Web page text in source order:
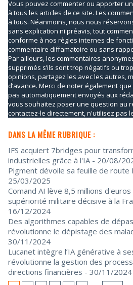
Vous pouvez commenter ou apporter
à tous les articles de ce site. Les
à tous. Néanmoins, nous nous
sans explication ni préavis, tout
conforme à nos règles internes de
commentaire diffamatoire ou sans
Par ailleurs, les commentaires
supprimés s’ils sont trop négatifs ou
opinions, partagez les avec les autres,
d’avance. Merci de noter également
pas automatiquement envoyés aux
vous souhaitez poser une question au
contactez-le directement, n'utilisez pas
DANS LA MÊME RUBRIQUE :
IFS acquiert 7bridges pour
industrielles grâce à l'IA - 20/08/
Pigment dévoile sa feuille de route
25/03/2025
Comand AI lève 8,5 millions
supériorité militaire décisive à la
16/12/2024
Des algorithmes capables de
révolutionne le dépistage des
30/11/2024
Lucanet intègre l’IA générative à
révolutionne la gestion des
directions financières - 30/11/2024